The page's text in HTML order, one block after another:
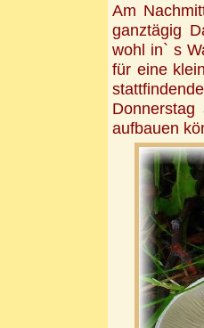
Am
ganztägig
wohl in` s
für eine
aufbauen